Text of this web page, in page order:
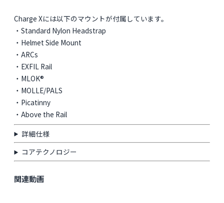
Charge Xには以下のマウントが付属しています。
・Standard Nylon Headstrap
・Helmet Side Mount
・ARCs
・EXFIL Rail
・MLOK®
・MOLLE/PALS
・Picatinny
・Above the Rail
詳細仕様
コアテクノロジー
関連動画